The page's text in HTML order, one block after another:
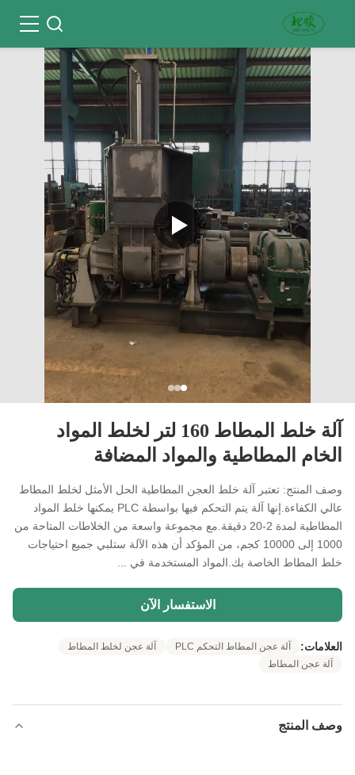
آلة خلط المطاط 160 لتر لخلط المواد
الخام المطاطية والمواد المضافة
وصف المنتج: تعتبر آلة خلط العجن المطاطية الحل الأمثل لخلط المطاط
عالي الكفاءة.إنها آلة يتم التحكم فيها بواسطة PLC يمكنها خلط المواد
المطاطية لمدة 2-20 دقيقة.مع مجموعة واسعة من الخلاطات المتاحة من
1000 إلى 10000 كجم، من المؤكد أن هذه الآلة ستلبي جميع احتياجات
خلط المطاط الخاصة بك.المواد المستخدمة في ...
الاستفسار الآن
العلامات: آلة عجن المطاط التحكم PLC
آلة عجن لخلط المطاط
آلة عجن المطاط
وصف المنتج